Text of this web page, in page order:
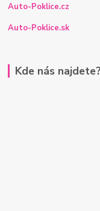
Auto-Poklice.cz
Auto-Poklice.sk
Kde nás